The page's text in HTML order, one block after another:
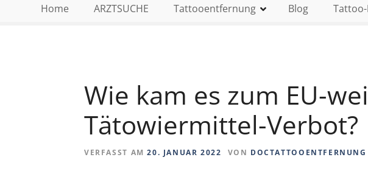
Home ARZTSUCHE Tattooentfernung Blog
Wie kam es zum EU-
Tätowiermittel-Verbot?
VERFASST AM 20. JANUAR 2022 VON DOCTATTOOENTFERNUNG